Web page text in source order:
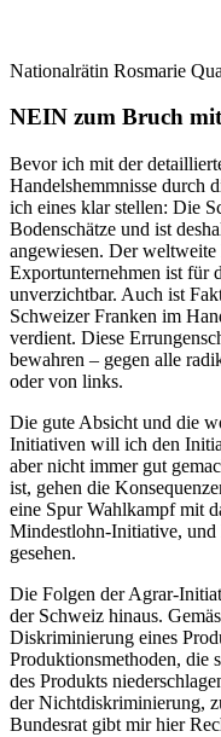
Nationalrätin Rosmarie
NEIN zum Bruch
Bevor ich mit der
Handelshemmnisse durch
ich eines klar stellen: Die
Bodenschätze und ist
angewiesen. Der
Exportunternehmen ist für
unverzichtbar. Auch ist
Schweizer Franken im
verdient. Diese
bewahren – gegen alle
oder von links.
Die gute Absicht und die
Initiativen will ich den
aber nicht immer gut
ist, gehen die
eine Spur Wahlkampf mit
Mindestlohn-Initiative, und
gesehen.
Die Folgen der Agrar-
der Schweiz hinaus.
Diskriminierung eines
Produktionsmethoden, die
des Produkts
der Nichtdiskriminierung,
Bundesrat gibt mir hier